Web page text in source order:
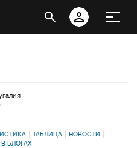
ТАБЛИЦА
НОВОСТИ
БЛОГАХ